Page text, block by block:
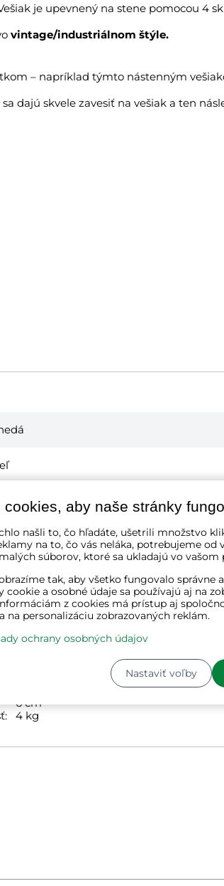
je upevnený na stene pomocou 4
vintage/industriálnom štýle.
– napríklad týmto nástenným
dajú skvele zavesiť na vešiak a ten
6 cm
4 kg
aby naše stránky
našli to, čo hľadáte, ušetrili množstvo
na to, čo vás neláka, potrebujeme od
súborov, ktoré sa ukladajú vo vašom
tak, aby všetko fungovalo správne
a osobné údaje sa používajú aj na
z cookies má prístup aj
na personalizáciu zobrazovaných reklám.
ochrany osobných údajov
Nastaviť voľby